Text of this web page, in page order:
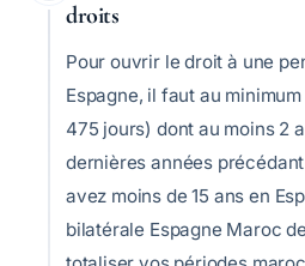
droits
Pour ouvrir le droit à une
Espagne, il faut au
475 jours) dont au moins 2
dernières années
avez moins de 15 ans en
bilatérale Espagne Maroc